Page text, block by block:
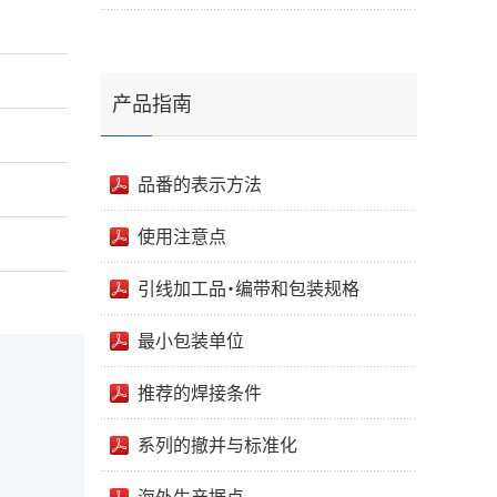
产品指南
品番的表示方法
使用注意点
引线加工品・编带和包装规格
最小包装单位
推荐的焊接条件
系列的撤并与标准化